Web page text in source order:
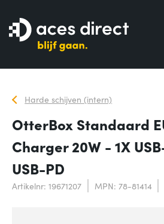
Harde schijven (intern)
OtterBox Standaard
Charger 20W - 1X
USB-PD
Artikelnr: 19671207 MPN: 78-81414